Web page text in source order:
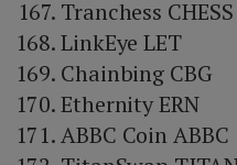
Tranchess CHESS
LinkEye LET
Chainbing CBG
Ethernity ERN
ABBC Coin ABBC